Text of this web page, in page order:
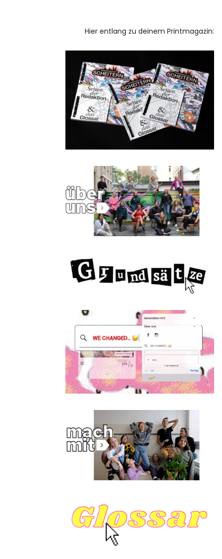
Hier entlang zu deinem Printmagazin: